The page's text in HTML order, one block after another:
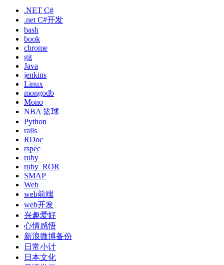
.NET C#
.net C#开发
bash
book
chrome
git
Java
jenkins
Linux
mongodb
Mono
NBA 篮球
Python
rails
RDoc
rspec
ruby
ruby_ROR
SMAP
Web
web前端
web开发
兴趣爱好
心情感悟
新浪微博备份
日常小计
日本文化